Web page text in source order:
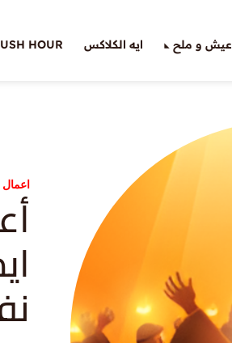
عيش و ملح ايه الكلاكس HOUR